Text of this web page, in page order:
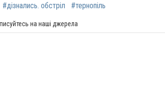
#дізнались. обстріл #тернопіль
на наші джерела